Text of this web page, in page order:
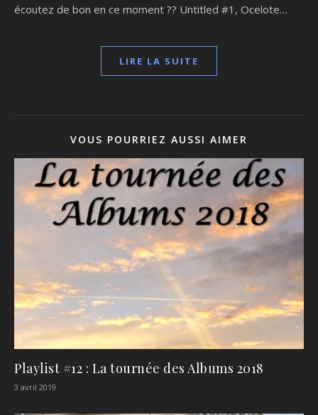
écoutez de bon en ce moment ?? Untitled #1, Ocelote…
LIRE LA SUITE
VOUS POURRIEZ AUSSI AIMER
Playlist #12 : La tournée des Albums 2018
3 avril 2019